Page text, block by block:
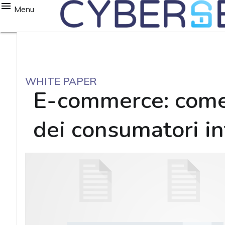
Menu
WHITE PAPER
E-commerce:
dei consumatori